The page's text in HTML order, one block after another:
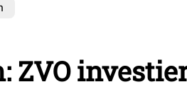
ZVO